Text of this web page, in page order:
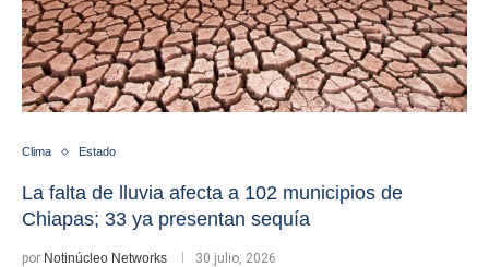
Clima Estado
La falta de lluvia afecta a 102 municipios de
Chiapas; 33 ya presentan sequía
por Notinúcleo Networks 30 julio, 2026